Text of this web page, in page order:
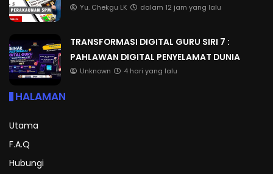
Yu. Chekgu LK dalam 12 jam yang lalu
TRANSFORMASI DIGITAL GURU SIRI 7 :
PAHLAWAN DIGITAL PENYELAMAT DUNIA
Unknown 4 hari yang lalu
HALAMAN
Utama
F.A.Q
Hubungi